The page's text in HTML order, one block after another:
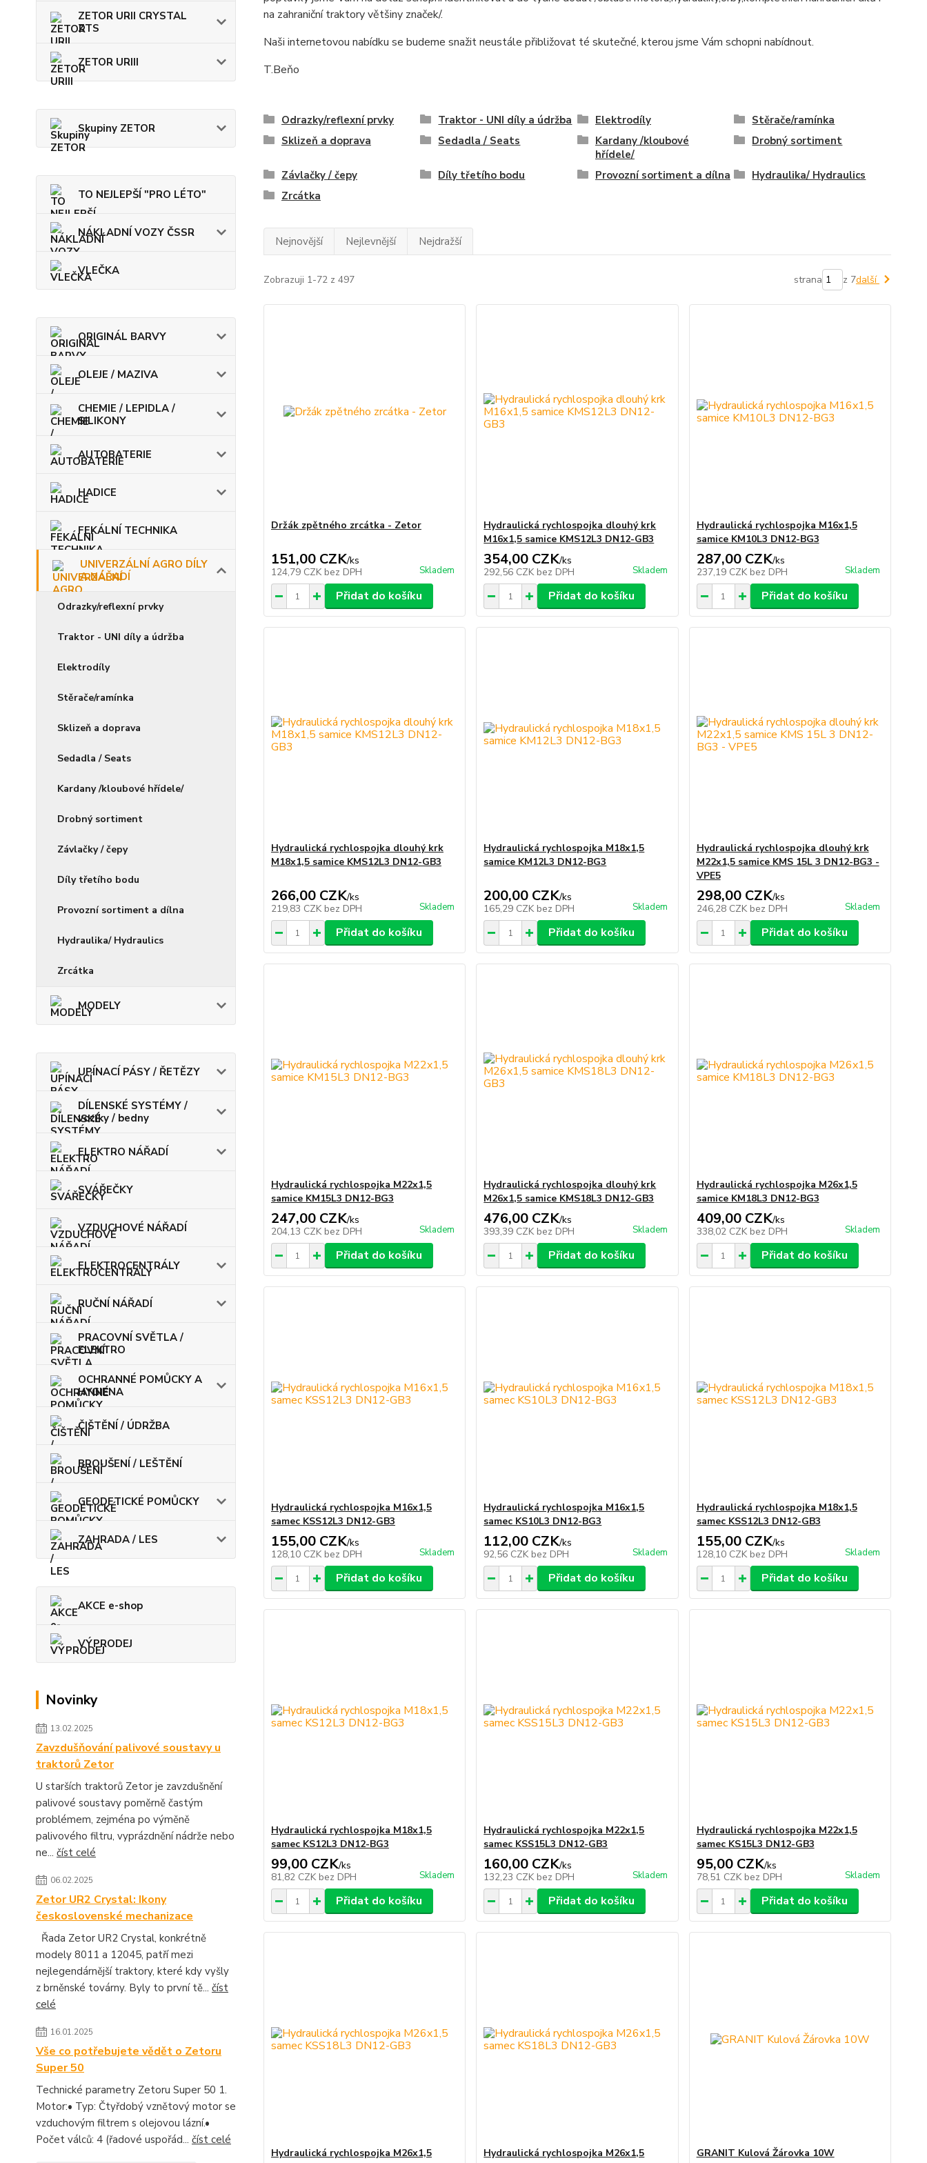
ZETOR URII CRYSTAL
ZTS
ZETOR URIII
Skupiny ZETOR
TO NEJLEPŠÍ "PRO LÉTO"
NÁKLADNÍ VOZY ČSSR
VLEČKA
ORIGINÁL BARVY
OLEJE / MAZIVA
CHEMIE / LEPIDLA /
SILIKONY
AUTOBATERIE
HADICE
FEKÁLNÍ TECHNIKA
UNIVERZÁLNÍ AGRO DÍLY
A NÁŘADÍ
Odrazky/reflexní prvky
Traktor - UNI díly a údržba
Elektrodíly
Stěrače/ramínka
Sklizeň a doprava
Sedadla / Seats
Kardany /kloubové hřídele/
Drobný sortiment
Závlačky / čepy
Díly třetího bodu
Provozní sortiment a dílna
Hydraulika/ Hydraulics
Zrcátka
MODELY
UPÍNACÍ PÁSY / ŘETĚZY
DÍLENSKÉ SYSTÉMY /
vozíky / bedny
ELEKTRO NÁŘADÍ
SVÁŘEČKY
VZDUCHOVÉ NÁŘADÍ
ELEKTROCENTRÁLY
RUČNÍ NÁŘADÍ
PRACOVNÍ SVĚTLA /
ELEKTRO
OCHRANNÉ POMŮCKY A
HYGIENA
ČIŠTĚNÍ / ÚDRŽBA
BROUŠENÍ / LEŠTĚNÍ
GEODETICKÉ POMŮCKY
ZAHRADA / LES
AKCE e-shop
VÝPRODEJ
Novinky
13.02.2025
Zavzdušňování palivové soustavy u
traktorů Zetor
U starších traktorů Zetor je zavzdušnění
palivové soustavy poměrně častým
problémem, zejména po výměně
palivového filtru, vyprázdnění nádrže nebo
ne... číst celé
06.02.2025
Zetor UR2 Crystal: Ikony
československé mechanizace
Řada Zetor UR2 Crystal, konkrétně
modely 8011 a 12045, patří mezi
nejlegendárnější traktory, které kdy vyšly
z brněnské továrny. Byly to první tě... číst
celé
16.01.2025
Vše co potřebujete vědět o Zetoru
Super 50
Technické parametry Zetoru Super 50 1.
Motor:• Typ: Čtyřdobý vznětový motor se
vzduchovým filtrem s olejovou lázní.•
Počet válců: 4 (řadové uspořád... číst celé
na zahraniční traktory většiny značek/.
Naši internetovou nabídku se budeme snažit neustále přibližovat té skutečné, kterou jsme Vám schopni nabídnout.
T.Beňo
Odrazky/reflexní prvky Traktor - UNI díly a údržba Elektrodíly
Stěrače/ramínka
Sklizeň a doprava
Sedadla / Seats
Kardany /kloubové
hřídele/
Drobný sortiment
Závlačky / čepy Díly třetího bodu Provozní sortiment a dílna
Hydraulika/ Hydraulics
Zrcátka
Nejnovější Nejlevnější Nejdražší
Zobrazuji 1-72 z 497 strana z 7další
Držák zpětného zrcátka - Zetor
151,00 CZK/ks
124,79 CZK bez DPH Skladem
Přidat do košíku
Hydraulická rychlospojka dlouhý krk
M16x1,5 samice KMS12L3 DN12-GB3
354,00 CZK/ks
292,56 CZK bez DPH Skladem
Přidat do košíku
Hydraulická rychlospojka M16x1,5
samice KM10L3 DN12-BG3
287,00 CZK/ks
237,19 CZK bez DPH Skladem
Přidat do košíku
Hydraulická rychlospojka dlouhý krk
M18x1,5 samice KMS12L3 DN12-GB3
266,00 CZK/ks
219,83 CZK bez DPH Skladem
Přidat do košíku
Hydraulická rychlospojka M18x1,5
samice KM12L3 DN12-BG3
200,00 CZK/ks
165,29 CZK bez DPH Skladem
Přidat do košíku
Hydraulická rychlospojka dlouhý krk
M22x1,5 samice KMS 15L 3 DN12-BG3 -
VPE5
298,00 CZK/ks
246,28 CZK bez DPH Skladem
Přidat do košíku
Hydraulická rychlospojka M22x1,5
samice KM15L3 DN12-BG3
247,00 CZK/ks
204,13 CZK bez DPH Skladem
Přidat do košíku
Hydraulická rychlospojka dlouhý krk
M26x1,5 samice KMS18L3 DN12-GB3
476,00 CZK/ks
393,39 CZK bez DPH Skladem
Přidat do košíku
Hydraulická rychlospojka M26x1,5
samice KM18L3 DN12-BG3
409,00 CZK/ks
338,02 CZK bez DPH Skladem
Přidat do košíku
Hydraulická rychlospojka M16x1,5
samec KSS12L3 DN12-GB3
155,00 CZK/ks
128,10 CZK bez DPH Skladem
Přidat do košíku
Hydraulická rychlospojka M16x1,5
samec KS10L3 DN12-BG3
112,00 CZK/ks
92,56 CZK bez DPH Skladem
Přidat do košíku
Hydraulická rychlospojka M18x1,5
samec KSS12L3 DN12-GB3
155,00 CZK/ks
128,10 CZK bez DPH Skladem
Přidat do košíku
Hydraulická rychlospojka M18x1,5
samec KS12L3 DN12-BG3
99,00 CZK/ks
81,82 CZK bez DPH Skladem
Přidat do košíku
Hydraulická rychlospojka M22x1,5
samec KSS15L3 DN12-GB3
160,00 CZK/ks
132,23 CZK bez DPH Skladem
Přidat do košíku
Hydraulická rychlospojka M22x1,5
samec KS15L3 DN12-GB3
95,00 CZK/ks
78,51 CZK bez DPH Skladem
Přidat do košíku
Hydraulická rychlospojka M26x1,5
Hydraulická rychlospojka M26x1,5
GRANIT Kulová Žárovka 10W